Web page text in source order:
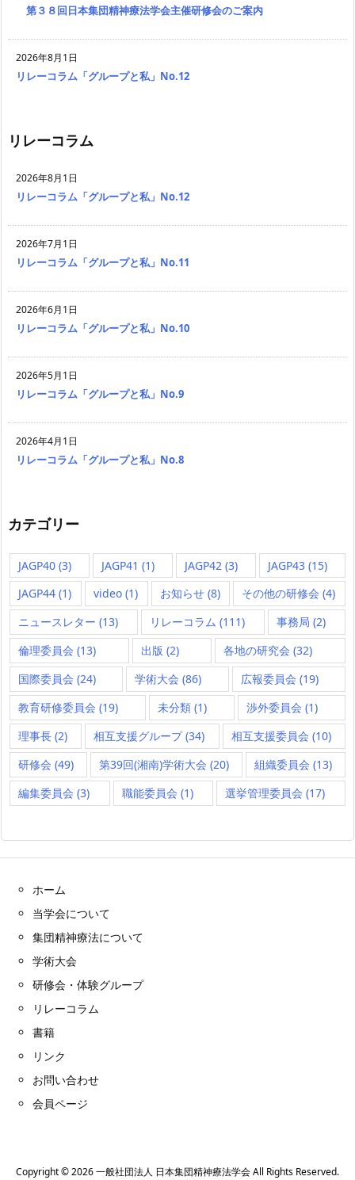
第３８回日本集団精神療法学会主催研修会のご案内
2026年8月1日
リレーコラム「グループと私」No.12
リレーコラム
2026年8月1日
リレーコラム「グループと私」No.12
2026年7月1日
リレーコラム「グループと私」No.11
2026年6月1日
リレーコラム「グループと私」No.10
2026年5月1日
リレーコラム「グループと私」No.9
2026年4月1日
リレーコラム「グループと私」No.8
カテゴリー
JAGP40 (3) JAGP41 (1) JAGP42 (3) JAGP43 (15)
JAGP44 (1) video(1) お知らせ(8) その他の研修会 (4)
ニュースレター (13) リレーコラム (111) 事務局 (2)
倫理委員会 (13) 出版 (2) 各地の研究会 (32)
国際委員会 (24) 学術大会 (86) 広報委員会 (19)
教育研修委員会 (19) 未分類 (1) 渉外委員会 (1)
理事長 (2) 相互支援グループ(34) 相互支援委員会 (10)
研修会 (49) 第39回(湘南)学術大会 (20) 組織委員会 (13)
編集委員会 (3) 職能委員会 (1) 選挙管理委員会 (17)
ホーム
当学会について
集団精神療法について
学術大会
研修会・体験グループ
リレーコラム
書籍
リンク
お問い合わせ
会員ページ
Copyright ©2026一般社団法人 日本集団精神療法学会All Rights Reserved.